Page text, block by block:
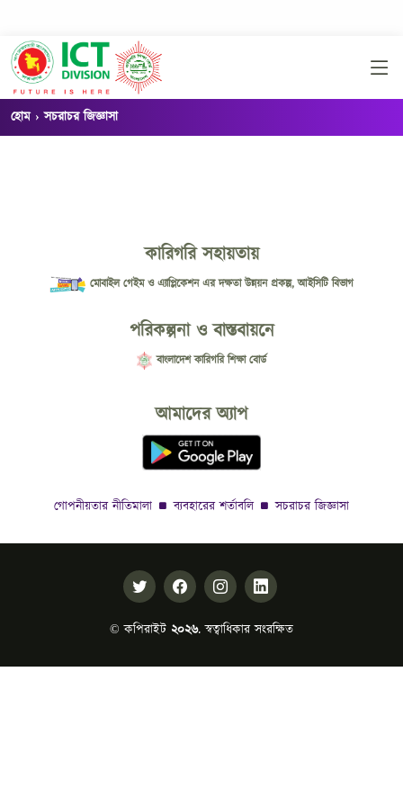
হোম সচরাচর জিজ্ঞাসা
কারিগরি সহায়তায়
মোবাইল গেইম ও এ্যাপ্লিকেশন এর দক্ষতা উন্নয়ন প্রকল্প, আইসিটি বিভাগ
পরিকল্পনা ও বাস্তবায়নে
বাংলাদেশ কারিগরি শিক্ষা বোর্ড
আমাদের অ্যাপ
গোপনীয়তার নীতিমালা ব্যবহারের শর্তাবলি সচরাচর জিজ্ঞাসা
© কপিরাইট ২০২৬. স্বত্বাধিকার সংরক্ষিত